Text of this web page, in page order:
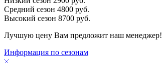
Средний сезон 4800 руб.
Высокий сезон 8700 руб.
Лучшую цену Вам предложит наш менеджер!
Информация по сезонам